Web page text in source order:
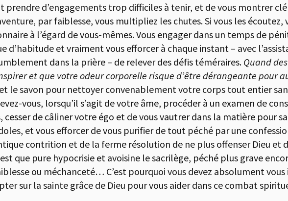
prendre d’engagements trop difficiles à tenir, et de vous montrer
par faiblesse, vous multipliez les chutes. Si vous les écoutez,
à l’égard de vous-mêmes. Vous engager dans un temps de
et vraiment vous efforcer à chaque instant – avec
dans la prière – de relever des défis téméraires.Quand
et que votre odeur corporelle risque d’être dérangeante pour
le savon pour nettoyer convenablement votre corps tout entier
vous, lorsqu’il s’agit de votre âme, procéder à un examen de
de câliner votre égo et de vous vautrer dans la matière pour
et vous efforcer de vous purifier de tout péché par une
contrition et de la ferme résolution de ne plus offenser Dieu et
que pure hypocrisie et avoisine le sacrilège, péché plus grave
ou méchanceté… C’est pourquoi vous devez absolument
sur la sainte grâce de Dieu pour vous aider dans ce combat